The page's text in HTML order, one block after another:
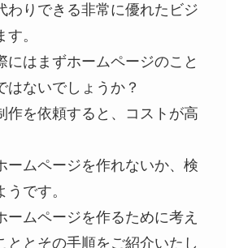
わりできる非常に優れたビジ
。
にはまずホームページのこと
はないでしょうか？
作を依頼すると、コストが高
ームページを作れないか、検
です。
ームページを作るために考え
ととその手順をご紹介いたし